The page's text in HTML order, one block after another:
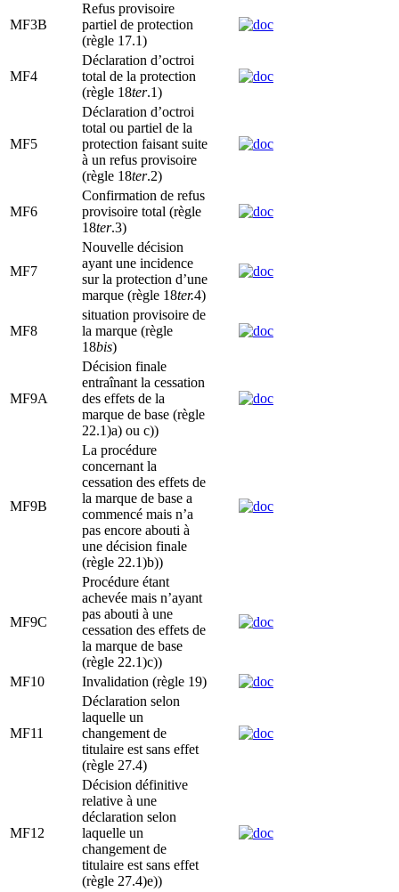
MF3B
Refus provisoire
partiel de protection
(règle 17.1)
MF4
Déclaration d’octroi
total de la protection
(règle 18ter.1)
MF5
Déclaration d’octroi
total ou partiel de la
protection faisant suite
à un refus provisoire
(règle 18ter.2)
MF6
Confirmation de refus
provisoire total (règle
18ter.3)
MF7
Nouvelle décision
ayant une incidence
sur la protection d’une
marque (règle 18ter.4)
MF8
situation provisoire de
la marque (règle
18bis)
MF9A
Décision finale
entraînant la cessation
des effets de la
marque de base (règle
22.1)a) ou c))
MF9B
La procédure
concernant la
cessation des effets de
la marque de base a
commencé mais n’a
pas encore abouti à
une décision finale
(règle 22.1)b))
MF9C
Procédure étant
achevée mais n’ayant
pas abouti à une
cessation des effets de
la marque de base
(règle 22.1)c))
MF10
Invalidation (règle 19)
MF11
Déclaration selon
laquelle un
changement de
titulaire est sans effet
(règle 27.4)
MF12
Décision définitive
relative à une
déclaration selon
laquelle un
changement de
titulaire est sans effet
(règle 27.4)e))